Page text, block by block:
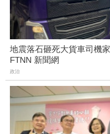
地震落石砸死大貨車司機
FTNN 新聞網
政治